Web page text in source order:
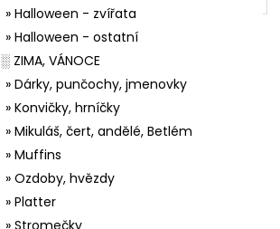
» Halloween - zvířata
» Halloween - ostatní
░ ZIMA, VÁNOCE
» Dárky, punčochy, jmenovky
» Konvičky, hrníčky
» Mikuláš, čert, andělé, Betlém
» Muffins
» Ozdoby, hvězdy
» Platter
» Stromečky